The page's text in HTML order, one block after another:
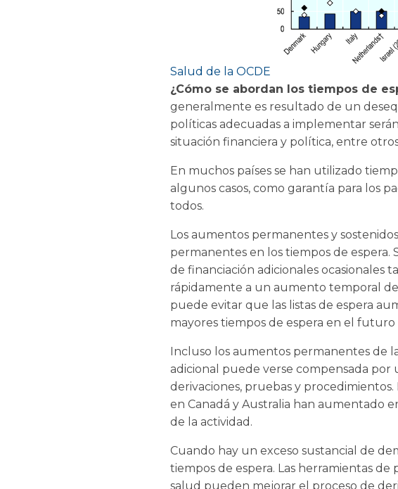
Salud de la OCDE
¿Cómo se abordan los tiempos de
generalmente es resultado de un
políticas adecuadas a implementar
situación financiera y política, entre
En muchos países se han utilizado
algunos casos, como garantía para los
todos.
Los aumentos permanentes y
permanentes en los tiempos de
de financiación adicionales
rápidamente a un aumento temporal
puede evitar que las listas de espera
mayores tiempos de espera en el
Incluso los aumentos permanentes de
adicional puede verse compensada
derivaciones, pruebas y
en Canadá y Australia han aumentado
de la actividad.
Cuando hay un exceso sustancial de
tiempos de espera. Las herramientas
salud pueden mejorar el proceso de